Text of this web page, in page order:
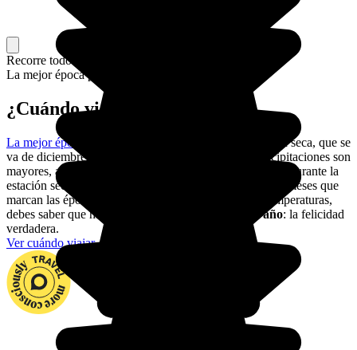
Recorre todo el país, o solo una parte
La mejor época para ir.
¿Cuándo viajar a Maldivas?
La mejor época para conocer las Maldivas
es la estación seca, que se
va de diciembre a abril. Entre mayo y octubre las precipitaciones son
mayores, así como los días grises. Viaja preferiblemente durante la
estación seca, preferiblemente en noviembre o abril, los meses que
marcan las épocas entre estaciones. En cuanto a las temperaturas,
debes saber que hacen
28 grados durante todo el año: la felicidad
verdadera.
Ver cuándo viajar